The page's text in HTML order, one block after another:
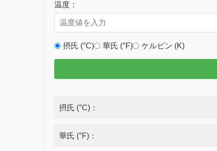
温度：
摂氏 (°C) 華氏 (°F) ケルビン (K)
摂氏 (°C)：
華氏 (°F)：